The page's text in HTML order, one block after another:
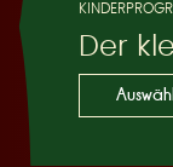
Der